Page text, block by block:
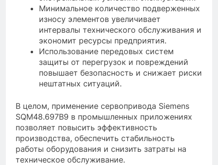
Минимальное количество подверженных
износу элементов увеличивает
интервалы технического обслуживания и
экономит ресурсы предприятия.
Использование передовых систем
защиты от перегрузок и повреждений
повышает безопасность и снижает риски
нештатных ситуаций.
В целом, применение сервопривода Siemens
SQM48.697B9 в промышленных приложениях
позволяет повысить эффективность
производства, обеспечить стабильность
работы оборудования и снизить затраты на
техническое обслуживание.